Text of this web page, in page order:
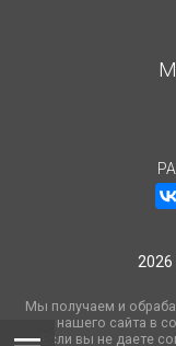
Мы получаем и
нашего сайта в
Если вы не даете